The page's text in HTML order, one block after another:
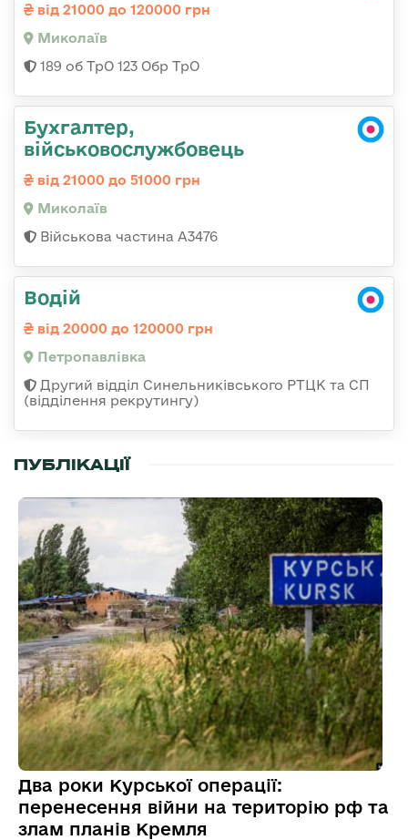
від 21000 до 120000 грн
Миколаїв
189 об ТрО 123 Обр ТрО
Бухгалтер,
військовослужбовець
від 21000 до 51000 грн
Миколаїв
Військова частина А3476
Водій
від 20000 до 120000 грн
Петропавлівка
Другий відділ Синельниківського РТЦК та СП
(відділення рекрутингу)
ПУБЛІКАЦІЇ
Два роки Курської операції:
перенесення війни на територію рф та
злам планів Кремля